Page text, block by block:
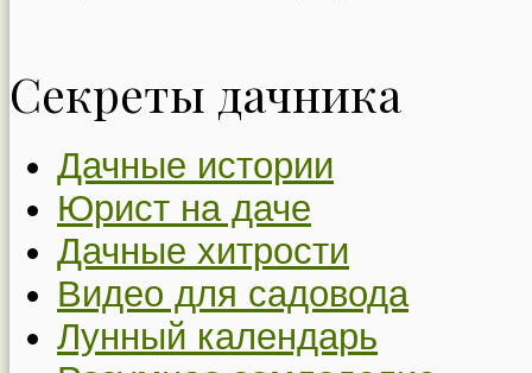
Секреты дачника
Дачные истории
Юрист на даче
Дачные хитрости
Видео для садовода
Лунный календарь